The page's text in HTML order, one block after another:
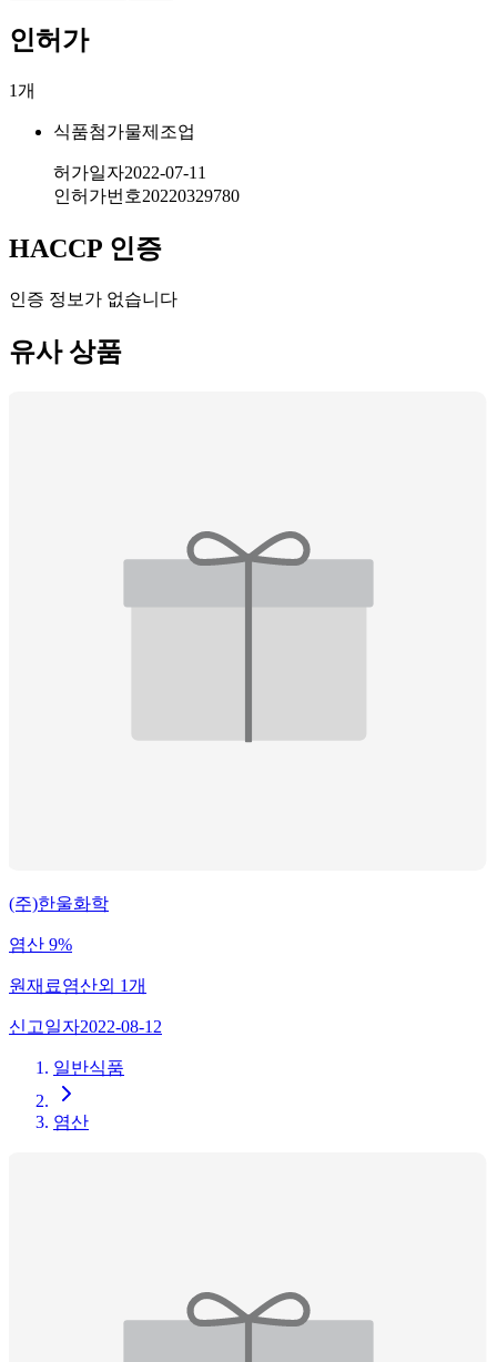
인허가
1개
식품첨가물제조업
허가일자2022-07-11
인허가번호20220329780
HACCP 인증
인증 정보가 없습니다
유사 상품
(주)한울화학
염산 9%
원재료염산외 1개
신고일자2022-08-12
일반식품
염산